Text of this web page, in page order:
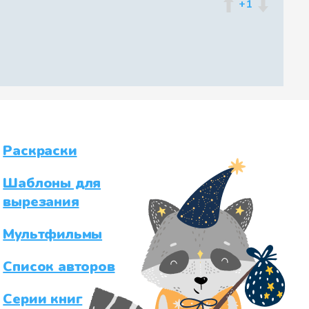
+1
Раскраски
Шаблоны для
вырезания
Мультфильмы
Список авторов
Серии книг